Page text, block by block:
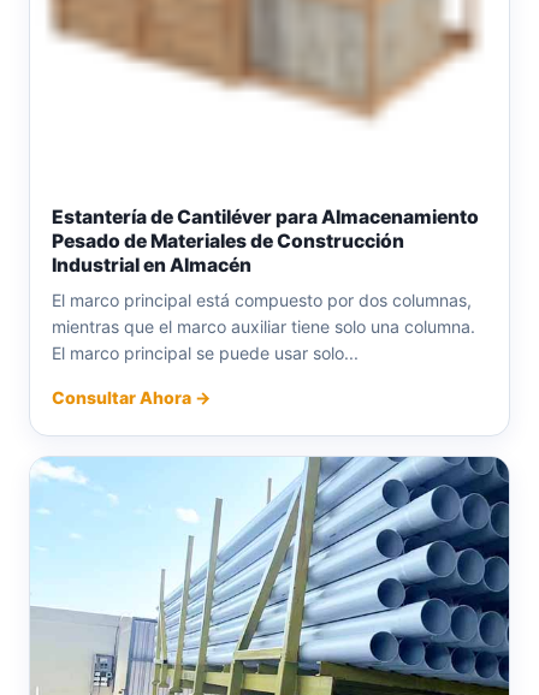
Estantería de Cantiléver para Almacenamiento
Pesado de Materiales de Construcción
Industrial en Almacén
El marco principal está compuesto por dos columnas,
mientras que el marco auxiliar tiene solo una columna.
El marco principal se puede usar solo...
Consultar Ahora →